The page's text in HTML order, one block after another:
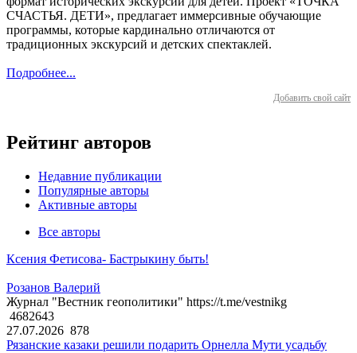
СЧАСТЬЯ. ДЕТИ», предлагает иммерсивные обучающие
программы, которые кардинально отличаются от
традиционных экскурсий и детских спектаклей.
Подробнее...
Добавить свой сайт
Рейтинг авторов
Недавние публикации
Популярные авторы
Активные авторы
Все авторы
Ксения Фетисова- Бастрыкину быть!
Розанов Валерий
Журнал "Вестник геополитики" https://t.me/vestnikg
4682643
27.07.2026 878
Рязанские казаки решили подарить Орнелла Мути усадьбу